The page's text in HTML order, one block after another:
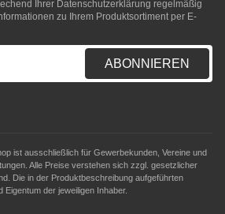
Ihrer Datenschutzerklärung regelmäßig
zu Ihrem Produktsortiment per E-
ABONNIEREN
ist ausschließlich für Gewerbekunden, Vereine und
Alle Preise verstehen sich zzgl. gesetzlicher
. Die in der Produktbeschreibung aufgeführten
Eigentum der jeweiligen Inhaber.